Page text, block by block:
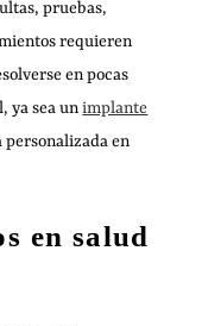
pruebas,
requieren
en pocas
ya sea unimplante
personalizada en
en salud